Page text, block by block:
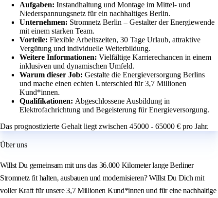
Aufgaben: Instandhaltung und Montage im Mittel- und
Niederspannungsnetz für ein nachhaltiges Berlin.
Unternehmen: Stromnetz Berlin – Gestalter der Energiewende
mit einem starken Team.
Vorteile: Flexible Arbeitszeiten, 30 Tage Urlaub, attraktive
Vergütung und individuelle Weiterbildung.
Weitere Informationen: Vielfältige Karrierechancen in einem
inklusiven und dynamischen Umfeld.
Warum dieser Job: Gestalte die Energieversorgung Berlins
und mache einen echten Unterschied für 3,7 Millionen
Kund*innen.
Qualifikationen: Abgeschlossene Ausbildung in
Elektrofachrichtung und Begeisterung für Energieversorgung.
Das prognostizierte Gehalt liegt zwischen 45000 - 65000 € pro Jahr.
Über uns
Willst Du gemeinsam mit uns das 36.000 Kilometer lange Berliner
Stromnetz fit halten, ausbauen und modernisieren? Willst Du Dich mit
voller Kraft für unsere 3,7 Millionen Kund*innen und für eine nachhaltige